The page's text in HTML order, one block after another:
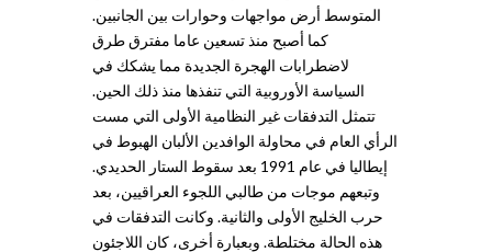
المتوسط أرض مواجهات وحوارات بين الجانبين.
كما أصبح منذ تسعين عاما مفترق طرق
لاضطرابات الهجرة الجديدة مما يشكك في
السياسة الأوروبية التي تنفذها منذ ذلك الحين.
تتمثل التدفقات غير النظامية الأولى التي مست
الرأي العام في محاولة الوافدين الألبان الهبوط في
إيطاليا في عام 1991 بعد سقوط الستار الحديدي.
وتبعهم موجات من طالبي اللجوء العراقيين، بعد
حرب الخليج الأولى والثانية. وكانت التدفقات في
هذه الحالة مختلطة. وبعبارة أخرى، كان اللاجئون